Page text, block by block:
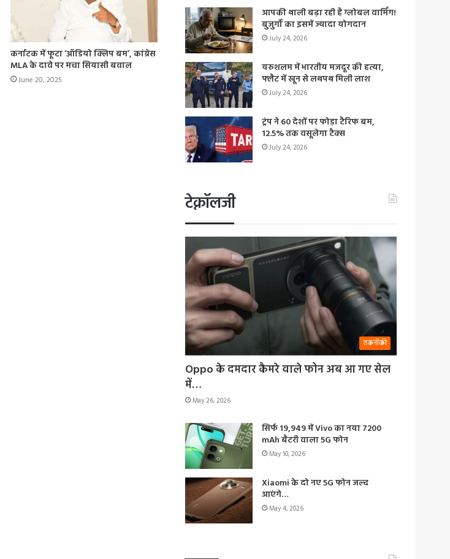
कर्नाटक में फूटा ‘ऑडियो क्लिप बम’, कांग्रेस
MLA के दावे पर मचा सियासी बवाल
June 20, 2025
आपकी थाली बढ़ा रही है ग्लोबल वार्मिंग!
बुजुर्गों का इसमें ज्यादा योगदान
July 24, 2026
यरुशलम में भारतीय मजदूर की हत्या,
फ्लैट में खून से लथपथ मिली लाश
July 24, 2026
ट्रंप ने 60 देशों पर फोड़ा टैरिफ बम,
12.5% तक वसूलेगा टैक्स
July 24, 2026
टेक्नॉलजी
तकनीकी
Oppo के दमदार कैमरे वाले फोन अब आ गए सेल
में…
May 26, 2026
सिर्फ 19,949 में Vivo का नया 7200
mAh बैटरी वाला 5G फोन
May 10, 2026
Xiaomi के दो नए 5G फोन जल्द
आएंगे…
May 4, 2026